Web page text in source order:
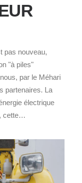
pas nouveau,
"à piles"
par le Méhari
partenaires. La
électrique
cette…